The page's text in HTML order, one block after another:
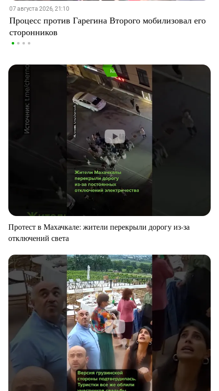
07 августа 2026, 21:10
Процесс против Гарегина Второго мобилизовал его
сторонников
Протест в Махачкале: жители перекрыли дорогу из-за
отключений света